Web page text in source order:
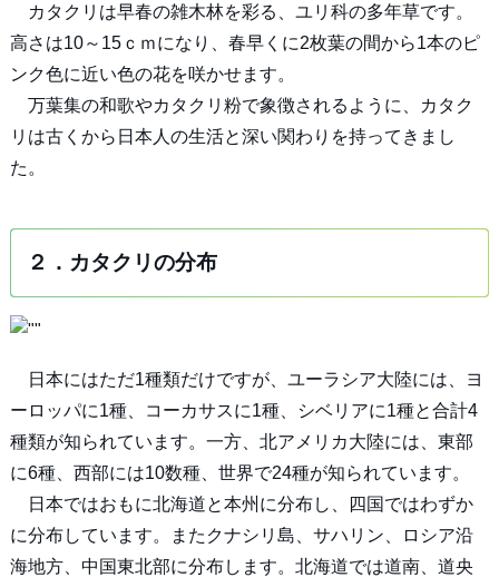
カタクリは早春の雑木林を彩る、ユリ科の多年草です。
高さは10～15ｃｍになり、春早くに2枚葉の間から1本のピ
ンク色に近い色の花を咲かせます。
万葉集の和歌やカタクリ粉で象徴されるように、カタク
リは古くから日本人の生活と深い関わりを持ってきまし
た。
２．カタクリの分布
日本にはただ1種類だけですが、ユーラシア大陸には、ヨ
ーロッパに1種、コーカサスに1種、シベリアに1種と合計4
種類が知られています。一方、北アメリカ大陸には、東部
に6種、西部には10数種、世界で24種が知られています。
日本ではおもに北海道と本州に分布し、四国ではわずか
に分布しています。またクナシリ島、サハリン、ロシア沿
海地方、中国東北部に分布します。北海道では道南、道央